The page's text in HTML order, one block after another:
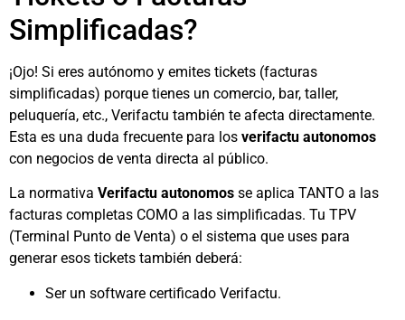
Simplificadas?
¡Ojo! Si eres autónomo y emites tickets (facturas
simplificadas) porque tienes un comercio, bar, taller,
peluquería, etc., Verifactu también te afecta directamente.
Esta es una duda frecuente para los verifactu autonomos
con negocios de venta directa al público.
La normativa Verifactu autonomos se aplica TANTO a las
facturas completas COMO a las simplificadas. Tu TPV
(Terminal Punto de Venta) o el sistema que uses para
generar esos tickets también deberá:
Ser un software certificado Verifactu.